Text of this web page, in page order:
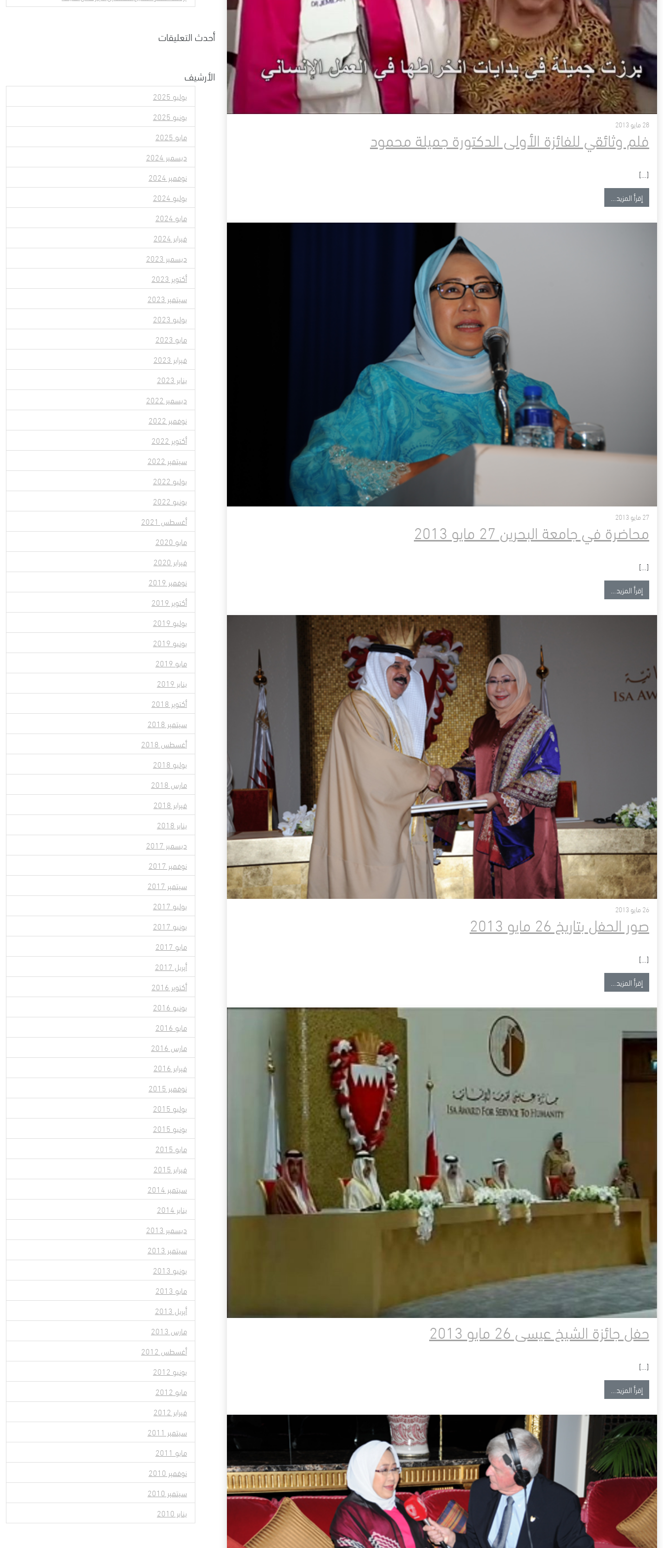
28 مايو 2013
فلم وثائقي للفائزة الأولى الدكتورة جميلة محمود
[…]
إقرأ المزيد…
27 مايو 2013
محاضرة في جامعة البحرين 27 مايو 2013
[…]
إقرأ المزيد…
26 مايو 2013
صور الحفل بتاريخ 26 مايو 2013
[…]
إقرأ المزيد…
حفل جائزة الشيخ عيسى 26 مايو 2013
[…]
إقرأ المزيد…
أحدث التعليقات
الأرشيف
يوليو 2025
يونيو 2025
مايو 2025
ديسمبر 2024
نوفمبر 2024
يوليو 2024
مايو 2024
فبراير 2024
ديسمبر 2023
أكتوبر 2023
سبتمبر 2023
يوليو 2023
مايو 2023
فبراير 2023
يناير 2023
ديسمبر 2022
نوفمبر 2022
أكتوبر 2022
سبتمبر 2022
يوليو 2022
يونيو 2022
أغسطس 2021
مايو 2020
فبراير 2020
نوفمبر 2019
أكتوبر 2019
يوليو 2019
يونيو 2019
مايو 2019
يناير 2019
أكتوبر 2018
سبتمبر 2018
أغسطس 2018
يوليو 2018
مارس 2018
فبراير 2018
يناير 2018
ديسمبر 2017
نوفمبر 2017
سبتمبر 2017
يوليو 2017
يونيو 2017
مايو 2017
أبريل 2017
أكتوبر 2016
يونيو 2016
مايو 2016
مارس 2016
فبراير 2016
نوفمبر 2015
يوليو 2015
يونيو 2015
مايو 2015
فبراير 2015
سبتمبر 2014
يناير 2014
ديسمبر 2013
سبتمبر 2013
يونيو 2013
مايو 2013
أبريل 2013
مارس 2013
أغسطس 2012
يونيو 2012
مايو 2012
فبراير 2012
سبتمبر 2011
مايو 2011
نوفمبر 2010
سبتمبر 2010
يناير 2010